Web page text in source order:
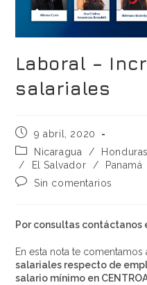
Laboral –
salariales
9 abril, 2020
Nicaragua
/ Honduras
/
El Salvador /
Panamá
Sin comentarios
Por consultas contáctanos
En esta nota te comentamos
salariales respecto de
salario mínimo en